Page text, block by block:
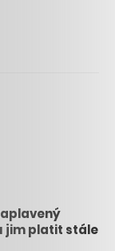
jim platit stále